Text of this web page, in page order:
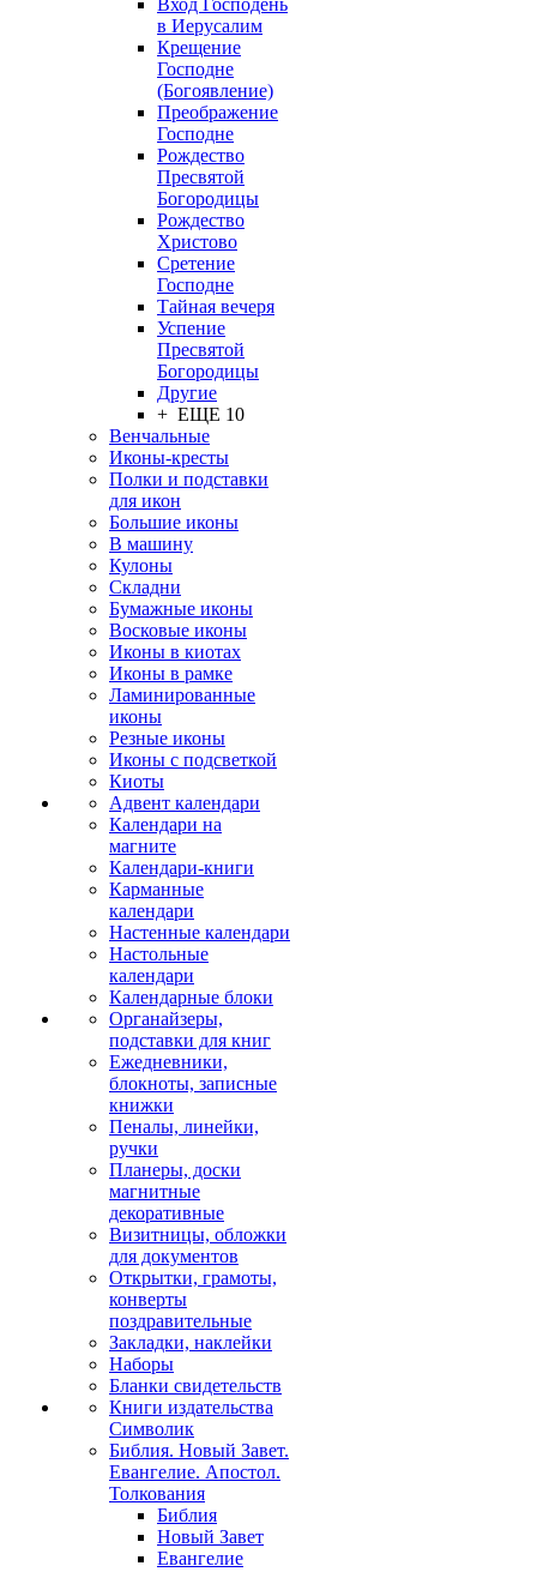
Вход Господень
в Иерусалим
Крещение
Господне
(Богоявление)
Преображение
Господне
Рождество
Пресвятой
Богородицы
Рождество
Христово
Сретение
Господне
Тайная вечеря
Успение
Пресвятой
Богородицы
Другие
+ ЕЩЕ 10
Венчальные
Иконы-кресты
Полки и подставки
для икон
Большие иконы
В машину
Кулоны
Складни
Бумажные иконы
Восковые иконы
Иконы в киотах
Иконы в рамке
Ламинированные
иконы
Резные иконы
Иконы с подсветкой
Киоты
Адвент календари
Календари на
магните
Календари-книги
Карманные
календари
Настенные календари
Настольные
календари
Календарные блоки
Органайзеры,
подставки для книг
Ежедневники,
блокноты, записные
книжки
Пеналы, линейки,
ручки
Планеры, доски
магнитные
декоративные
Визитницы, обложки
для документов
Открытки, грамоты,
конверты
поздравительные
Закладки, наклейки
Наборы
Бланки свидетельств
Книги издательства
Символик
Библия. Новый Завет.
Евангелие. Апостол.
Толкования
Библия
Новый Завет
Евангелие